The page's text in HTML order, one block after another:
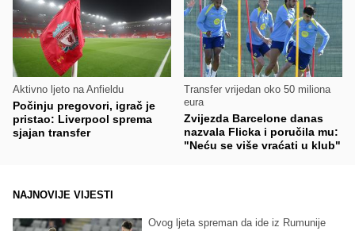
Aktivno ljeto na Anfieldu
Počinju pregovori, igrač je
pristao: Liverpool sprema
sjajan transfer
Transfer vrijedan oko 50 miliona
eura
Zvijezda Barcelone danas
nazvala Flicka i poručila mu:
"Neću se više vraćati u klub"
NAJNOVIJE VIJESTI
Ovog ljeta spreman da ide iz Rumunije